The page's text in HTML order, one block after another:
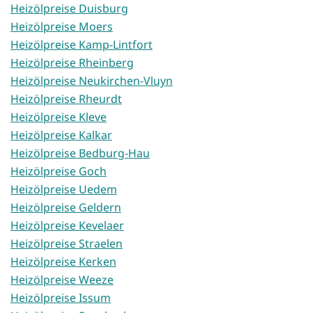
Heizölpreise Duisburg
Heizölpreise Moers
Heizölpreise Kamp-Lintfort
Heizölpreise Rheinberg
Heizölpreise Neukirchen-Vluyn
Heizölpreise Rheurdt
Heizölpreise Kleve
Heizölpreise Kalkar
Heizölpreise Bedburg-Hau
Heizölpreise Goch
Heizölpreise Uedem
Heizölpreise Geldern
Heizölpreise Kevelaer
Heizölpreise Straelen
Heizölpreise Kerken
Heizölpreise Weeze
Heizölpreise Issum